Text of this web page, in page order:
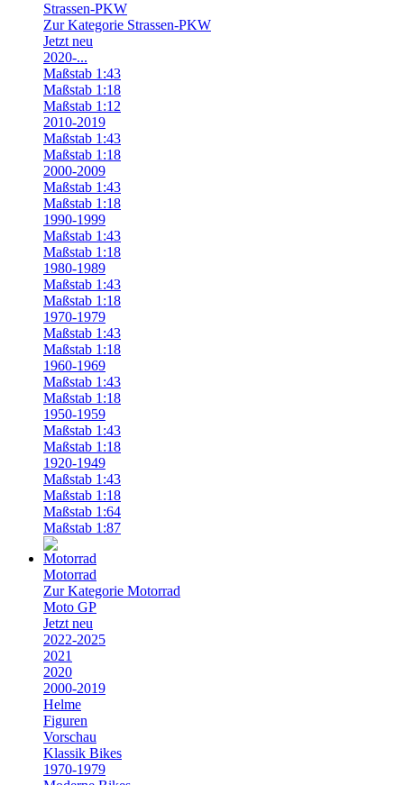
Strassen-PKW
Zur Kategorie Strassen-PKW
Jetzt neu
2020-...
Maßstab 1:43
Maßstab 1:18
Maßstab 1:12
2010-2019
Maßstab 1:43
Maßstab 1:18
2000-2009
Maßstab 1:43
Maßstab 1:18
1990-1999
Maßstab 1:43
Maßstab 1:18
1980-1989
Maßstab 1:43
Maßstab 1:18
1970-1979
Maßstab 1:43
Maßstab 1:18
1960-1969
Maßstab 1:43
Maßstab 1:18
1950-1959
Maßstab 1:43
Maßstab 1:18
1920-1949
Maßstab 1:43
Maßstab 1:18
Maßstab 1:64
Maßstab 1:87
Motorrad
Zur Kategorie Motorrad
Moto GP
Jetzt neu
2022-2025
2021
2020
2000-2019
Helme
Figuren
Vorschau
Klassik Bikes
1970-1979